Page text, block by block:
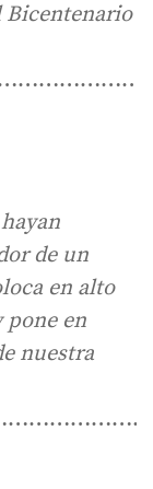
Bicentenario
de un
en alto
pone en
nuestra